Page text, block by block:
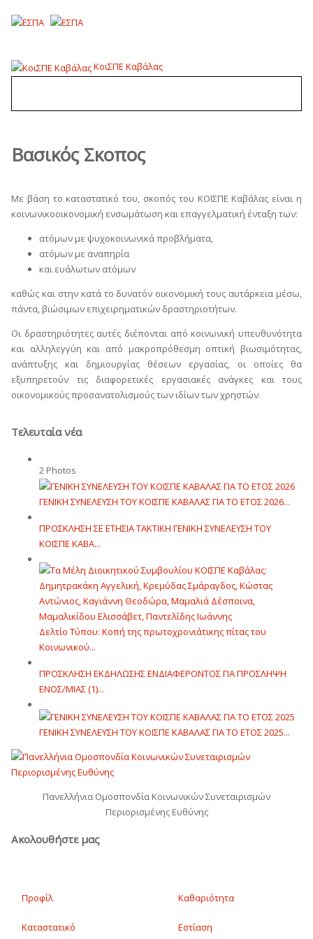
ΚοιΣΠΕ Καβάλας
Βασικός Σκοπος
Με βάση το καταστατικό του, σκοπός του ΚΟΙΣΠΕ Καβάλας είναι η
κοινωνικοοικονομική ενσωμάτωση και επαγγελματική ένταξη των:
ατόμων με ψυχοκοινωνικά προβλήματα,
ατόμων με αναπηρία
και ευάλωτων ατόμων
καθώς και στην κατά το δυνατόν οικονομική τους αυτάρκεια μέσω,
πάντα, βιώσιμων επιχειρηματικών δραστηριοτήτων.
Οι δραστηριότητες αυτές διέπονται από κοινωνική υπευθυνότητα
και αλληλεγγύη και από μακροπρόθεσμη οπτική βιωσιμότητας,
ανάπτυξης και δημιουργίας θέσεων εργασίας, οι οποίες θα
εξυπηρετούν τις διαφορετικές εργασιακές ανάγκες και τους
οικονομικούς προσανατολισμούς των ιδίων των χρηστών.
Τελευταία νέα
2 Photos
ΓΕΝΙΚΗ ΣΥΝΕΛΕΥΣΗ ΤΟΥ ΚΟΙΣΠΕ ΚΑΒΑΛΑΣ ΓΙΑ ΤΟ ΕΤΟΣ 2026...
ΠΡΟΣΚΛΗΣΗ ΣΕ ΕΤΗΣΙΑ TAKTIKH ΓΕΝΙΚΗ ΣΥΝΕΛΕΥΣΗ ΤΟΥ
ΚΟΙΣΠΕ ΚΑΒΑ...
Δελτίο Τύπου: Κοπή της πρωτοχρονιάτικης πίτας του
Κοινωνικού...
ΠΡΟΣΚΛΗΣΗ ΕΚΔΗΛΩΣΗΣ ΕΝΔΙΑΦΕΡΟΝΤΟΣ ΓΙΑ ΠΡΟΣΛΗΨΗ
ΕΝOΣ/ΜΙΑΣ (1)...
ΓΕΝΙΚΗ ΣΥΝΕΛΕΥΣΗ ΤΟΥ ΚΟΙΣΠΕ ΚΑΒΑΛΑΣ ΓΙΑ ΤΟ ΕΤΟΣ 2025...
Πανελλήνια Ομοσπονδία Κοινωνικών Συνεταιρισμών
Περιορισμένης Ευθύνης
Ακολουθήστε μας
Προφίλ
Καταστατικό
Καθαριότητα
Εστίαση